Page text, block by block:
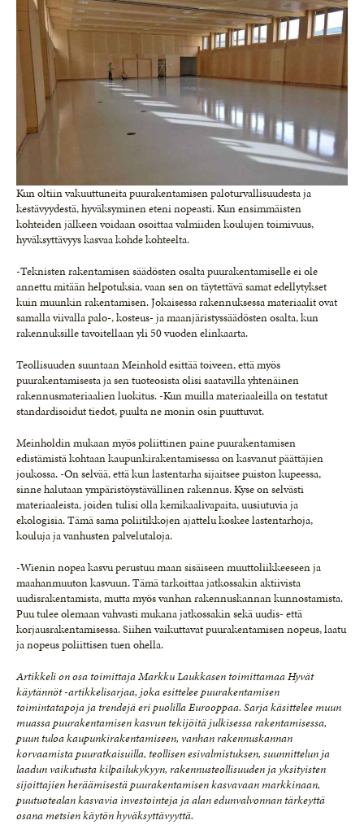
Kun oltiin vakuuttuneita puurakentamisen paloturvallisuudesta ja
kestävyydestä, hyväksyminen eteni nopeasti. Kun ensimmäisten
kohteiden jälkeen voidaan osoittaa valmiiden koulujen toimivuus,
hyväksyttävyys kasvaa kohde kohteelta.
-Teknisten rakentamisen säädösten osalta puurakentamiselle ei ole
annettu mitään helpotuksia, vaan sen on täytettävä samat edellytykset
kuin muunkin rakentamisen. Jokaisessa rakennuksessa materiaalit ovat
samalla viivalla palo-, kosteus- ja maanjäristyssäädösten osalta, kun
rakennuksille tavoitellaan yli 50 vuoden elinkaarta.
Teollisuuden suuntaan Meinhold esittää toiveen, että myös
puurakentamisesta ja sen tuoteosista olisi saatavilla yhtenäinen
rakennusmateriaalien luokitus. -Kun muilla materiaaleilla on testatut
standardisoidut tiedot, puulta ne monin osin puuttuvat.
Meinholdin mukaan myös poliittinen paine puurakentamisen
edistämistä kohtaan kaupunkirakentamisessa on kasvanut päättäjien
joukossa. -On selvää, että kun lastentarha sijaitsee puiston kupeessa,
sinne halutaan ympäristöystävällinen rakennus. Kyse on selvästi
materiaaleista, joiden tulisi olla kemikaalivapaita, uusiutuvia ja
ekologisia. Tämä sama poliitikkojen ajattelu koskee lastentarhoja,
kouluja ja vanhusten palvelutaloja.
-Wienin nopea kasvu perustuu maan sisäiseen muuttoliikkeeseen ja
maahanmuuton kasvuun. Tämä tarkoittaa jatkossakin aktiivista
uudisrakentamista, mutta myös vanhan rakennuskannan kunnostamista.
Puu tulee olemaan vahvasti mukana jatkossakin sekä uudis- että
korjausrakentamisessa. Siihen vaikuttavat puurakentamisen nopeus, laatu
ja nopeus poliittisen tuen ohella.
Artikkeli on osa toimittaja Markku Laukkasen toimittamaa Hyvät
käytännöt -artikkelisarjaa, joka esittelee puurakentamisen
toimintatapoja ja trendejä eri puolilla Eurooppaa. Sarja käsittelee muun
muassa puurakentamisen kasvun tekijöitä julkisessa rakentamisessa,
puun tuloa kaupunkirakentamiseen, vanhan rakennuskannan
korvaamista puuratkaisuilla, teollisen esivalmistuksen, suunnittelun ja
laadun vaikutusta kilpailukykyyn, rakennusteollisuuden ja yksityisten
sijoittajien heräämisestä puurakentamisen kasvavaan markkinaan,
puutuotealan kasvavia investointeja ja alan edunvalvonnan tärkeyttä
osana metsien käytön hyväksyttävyyttä.